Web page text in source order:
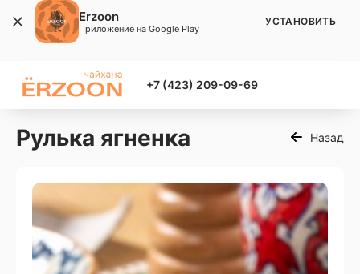
+7 (423) 209-09-69
Рулька ягненка Назад
Erzoon
Приложение на Google Play
УСТАНОВИТЬ